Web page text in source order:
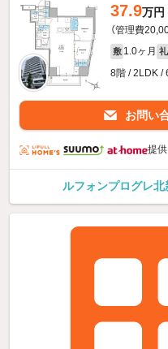
37.9万円
（管理費
敷 1.0ヶ月 礼
8階 / 2LDK /
お問い
提供
ルフォンプログレ